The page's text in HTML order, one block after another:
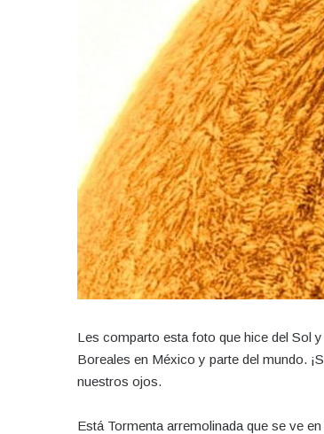
Les comparto esta foto que hice del Sol
Boreales en México y parte del mundo.
nuestros ojos.
Está Tormenta arremolinada que se ve